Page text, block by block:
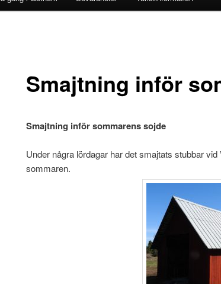
Smajtning inför
Smajtning inför sommarens sojde
Under några lördagar har det smajtats stubbar
sommaren.